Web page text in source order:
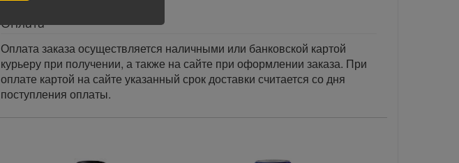
Оплата
Оплата заказа осуществляется наличными или банковской картой
курьеру при получении, а также на сайте при оформлении заказа. При
оплате картой на сайте указанный срок доставки считается со дня
поступления оплаты.